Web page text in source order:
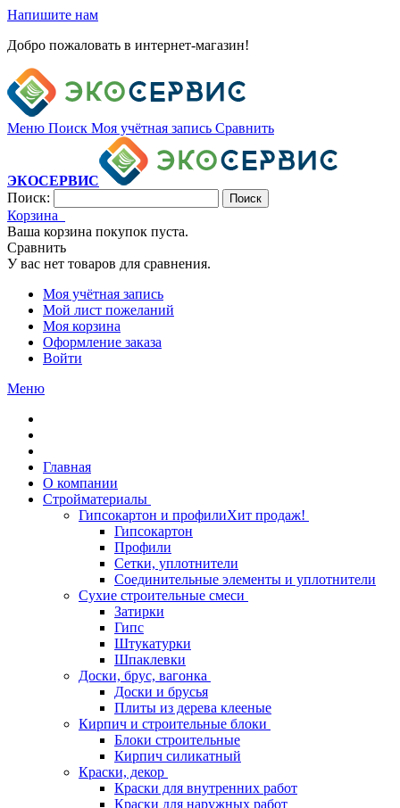
Напишите нам
Добро пожаловать в интернет-магазин!
Меню Поиск Моя учётная запись Сравнить
ЭКОСЕРВИС
Поиск:
Поиск
Корзина
Ваша корзина покупок пуста.
Сравнить
У вас нет товаров для сравнения.
Моя учётная запись
Мой лист пожеланий
Моя корзина
Оформление заказа
Войти
Меню
Главная
О компании
Стройматериалы
Гипсокартон и профилиХит продаж!
Гипсокартон
Профили
Сетки, уплотнители
Соединительные элементы и уплотнители
Сухие строительные смеси
Затирки
Гипс
Штукатурки
Шпаклевки
Доски, брус, вагонка
Доски и брусья
Плиты из дерева клееные
Кирпич и строительные блоки
Блоки строительные
Кирпич силикатный
Краски, декор
Краски для внутренних работ
Краски для наружных работ